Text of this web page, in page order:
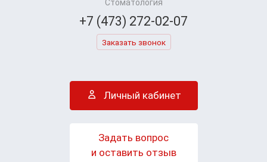
Стоматология
+7 (473) 272-02-07
Заказать звонок
Личный кабинет
Задать вопрос
и оставить отзыв